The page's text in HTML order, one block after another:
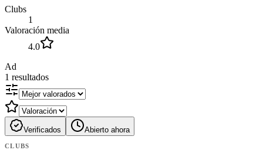
Clubs
1
Valoración media
4.0
Ad
1 resultados
Verificados Abierto ahora
CLUBS